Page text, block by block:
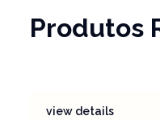
Produtos
view details